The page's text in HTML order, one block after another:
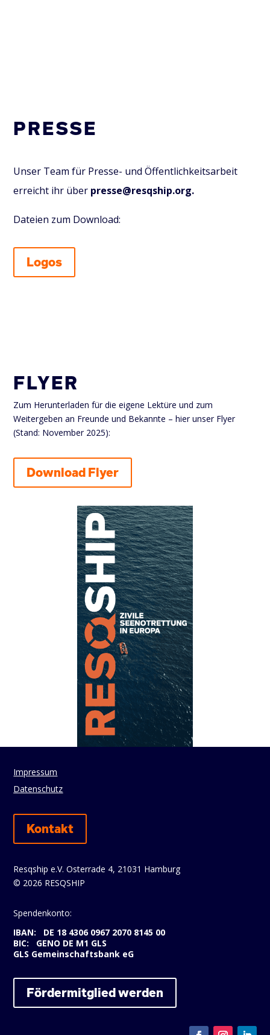
PRESSE
Unser Team für Presse- und Öffentlichkeitsarbeit
erreicht ihr über presse@resqship.org.
Dateien zum Download:
Logos
FLYER
Zum Herunterladen für die eigene Lektüre und zum
Weitergeben an Freunde und Bekannte – hier unser Flyer
(Stand: November 2025):
Download Flyer
Impressum
Datenschutz
Kontakt
Resqship e.V. Osterrade 4, 21031 Hamburg
© 2026 RESQSHIP
Spendenkonto:
IBAN: DE 18 4306 0967 2070 8145 00
BIC: GENO DE M1 GLS
GLS Gemeinschaftsbank eG
Fördermitglied werden